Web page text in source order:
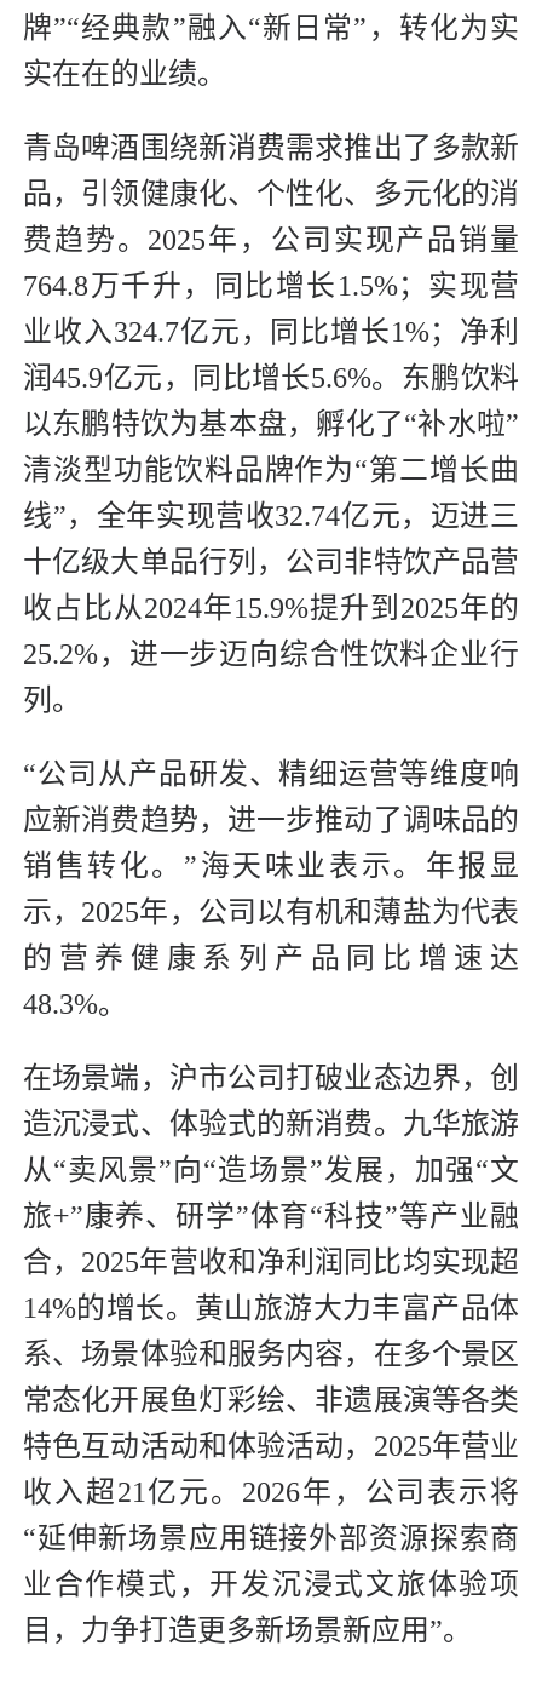
牌”“经典款”融入“新日常”，转化为实
实在在的业绩。
青岛啤酒围绕新消费需求推出了多款新
品，引领健康化、个性化、多元化的消
费趋势。2025年，公司实现产品销量
764.8万千升，同比增长1.5%；实现营
业收入324.7亿元，同比增长1%；净利
润45.9亿元，同比增长5.6%。东鹏饮料
以东鹏特饮为基本盘，孵化了“补水啦”
清淡型功能饮料品牌作为“第二增长曲
线”，全年实现营收32.74亿元，迈进三
十亿级大单品行列，公司非特饮产品营
收占比从2024年15.9%提升到2025年的
25.2%，进一步迈向综合性饮料企业行
列。
“公司从产品研发、精细运营等维度响
应新消费趋势，进一步推动了调味品的
销售转化。”海天味业表示。年报显
示，2025年，公司以有机和薄盐为代表
的营养健康系列产品同比增速达
48.3%。
在场景端，沪市公司打破业态边界，创
造沉浸式、体验式的新消费。九华旅游
从“卖风景”向“造场景”发展，加强“文
旅+”康养、研学”体育“科技”等产业融
合，2025年营收和净利润同比均实现超
14%的增长。黄山旅游大力丰富产品体
系、场景体验和服务内容，在多个景区
常态化开展鱼灯彩绘、非遗展演等各类
特色互动活动和体验活动，2025年营业
收入超21亿元。2026年，公司表示将
“延伸新场景应用链接外部资源探索商
业合作模式，开发沉浸式文旅体验项
目，力争打造更多新场景新应用”。